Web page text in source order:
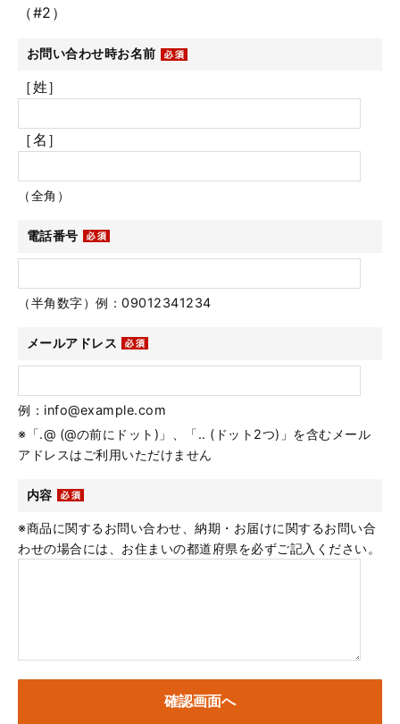
（#2）
お問い合わせ時お名前
［姓］
［名］
（全角）
電話番号
（半角数字）例：09012341234
メールアドレス
例：info@example.com
※「.@ (@の前にドット)」、「.. (ドット2つ)」を含むメール
アドレスはご利用いただけません
内容
※商品に関するお問い合わせ、納期・お届けに関するお問い合
わせの場合には、お住まいの都道府県を必ずご記入ください。